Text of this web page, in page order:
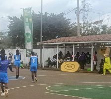
policy agenda for the
brought together a record
also witnessed the
advance the
Agenda for Sustainable
first-ever collective
in Africa and